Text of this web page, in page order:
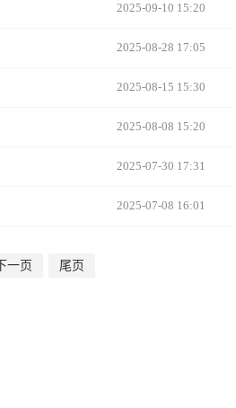
2025-09-10 15:20
2025-08-28 17:05
2025-08-15 15:30
2025-08-08 15:20
2025-07-30 17:31
2025-07-08 16:01
下一页 尾页